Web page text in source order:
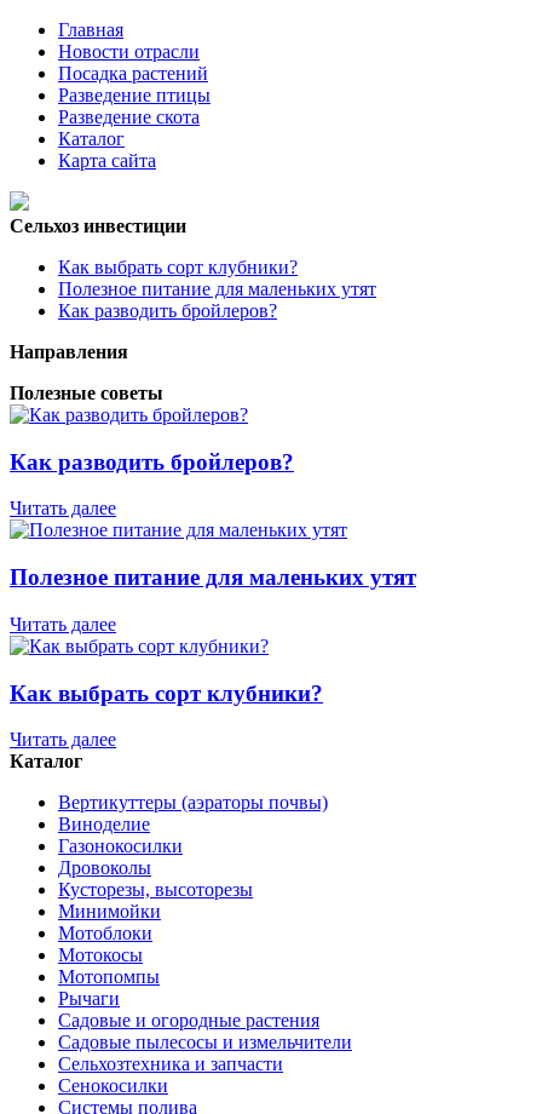
Главная
Новости отрасли
Посадка растений
Разведение птицы
Разведение скота
Каталог
Карта сайта
Сельхоз инвестиции
Как выбрать сорт клубники?
Полезное питание для маленьких утят
Как разводить бройлеров?
Направления
Полезные советы
Как разводить бройлеров?
Читать далее
Полезное питание для маленьких утят
Читать далее
Как выбрать сорт клубники?
Читать далее
Каталог
Вертикуттеры (аэраторы почвы)
Виноделие
Газонокосилки
Дровоколы
Кусторезы, высоторезы
Минимойки
Мотоблоки
Мотокосы
Мотопомпы
Рычаги
Садовые и огородные растения
Садовые пылесосы и измельчители
Сельхозтехника и запчасти
Сенокосилки
Системы полива